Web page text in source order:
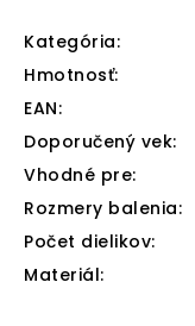
Kategória:
Hmotnosť:
EAN:
Doporučený vek:
Vhodné pre:
Rozmery balenia:
Počet dielikov:
Materiál: